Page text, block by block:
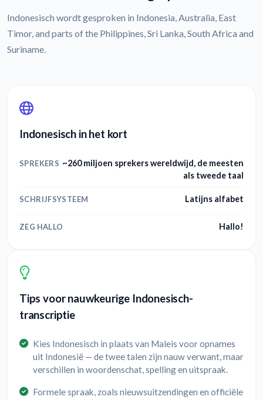
Indonesisch wordt gesproken in Indonesia, Australia, East
Timor, and parts of the Philippines, Sri Lanka, South Africa and
Suriname.
Indonesisch in het kort
SPREKERS ~260 miljoen sprekers wereldwijd, de meesten
als tweede taal
SCHRIJFSYSTEEM Latijns alfabet
ZEG HALLO Hallo!
Tips voor nauwkeurige Indonesisch-
transcriptie
Kies Indonesisch in plaats van Maleis voor opnames
uit Indonesië — de twee talen zijn nauw verwant, maar
verschillen in woordenschat, spelling en uitspraak.
Formele spraak, zoals nieuwsuitzendingen en officiële